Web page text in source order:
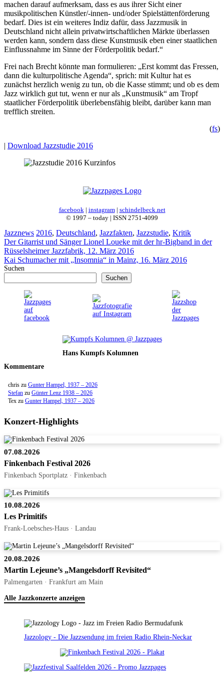
machen darauf aufmerksam, dass es aus ihrer Sicht einer
musikpolitischen Künstler/-innen- und/oder Spielstättenförderung
bedarf. Dies ist ein weiteres Indiz dafür, dass Jazzmusik in
Deutschland nicht allein privatwirtschaftlichen Märkte überlassen
werden kann, sondern dass diese Kunstmusik eben einer staatlichen
Einflussnahme im Sinne der Förderpolitik bedarf.“
Frei nach Brecht könnte man formulieren: „Erst kommt das Fressen,
dann die kulturpolitische Agenda“, sprich: mit Kultur hat es
zunächst herzlich wenig zu tun, ob die Kasse stimmt; und ob es dem
Jazz wirklich gut tut, wenn er nur als „Kunstmusik“ am Tropf
staatlicher Förderpolitik überlebensfähig bleibt, darüber kann man
trefflich streiten.
(fs)
| Download Jazzstudie 2016
facebook | instagram| schindelbeck.net
© 1997 – today | ISSN 2751-4099
Kategorien
Jazznews Schlagwörter
2016, Deutschland, Jazzfakten, Jazzstudie, Kritik
Der Gitarrist und Sänger Lionel Loueke mit der hr-Bigband in der
Rüsselsheimer Jazzfabrik, 12. März 2016
Kai Schumacher mit „Insomnia“ in Mainz, 16. März 2016
Suchen
Suchen
Hans Kumpfs Kolumnen
Kommentare
chris zu Gunter Hampel, 1937 – 2026
Stefan zu Günter Lenz 1938 – 2026
Tex zu Gunter Hampel, 1937 – 2026
Konzert-Highlights
07.08.2026
Finkenbach Festival 2026
Finkenbach Sportplatz · Finkenbach
10.08.2026
Les Primitifs
Frank-Loebsches-Haus · Landau
20.08.2026
Martin Lejeune’s „Mangelsdorff Revisited“
Palmengarten · Frankfurt am Main
Alle Jazzkonzerte anzeigen
Jazzology - Die Jazzsendung im freien Radio Rhein-Neckar